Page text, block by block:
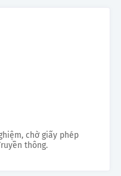
chờ giấy phép
thông.